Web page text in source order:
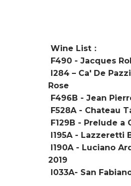
Wine List：
F490 - Jacques
I284 – Ca' De
Rose
F496B - Jean
F528A - Chateau
F129B - Prelude a
I195A - Lazzeretti
I190A - Luciano
2019
I033A- San